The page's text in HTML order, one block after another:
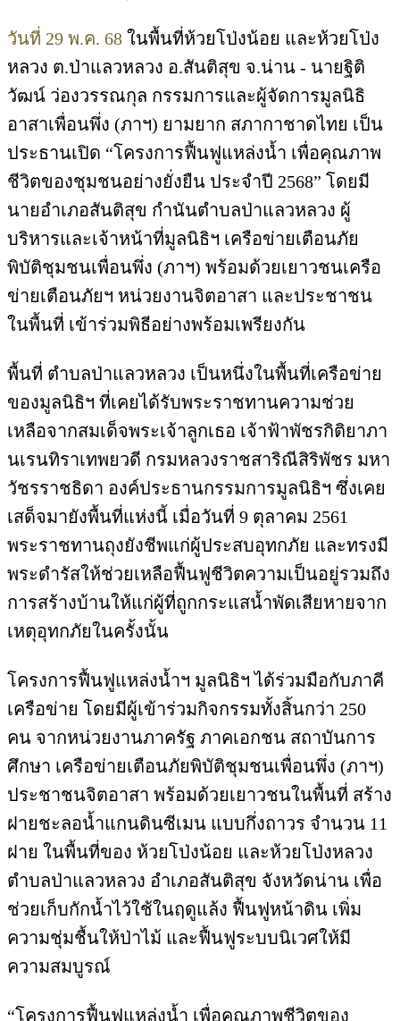
วันที่ 29 พ.ค. 68 ในพื้นที่ห้วยโป่งน้อย และห้วยโป่ง
หลวง ต.ป่าแลวหลวง อ.สันติสุข จ.น่าน - นายฐิติ
วัฒน์ ว่องวรรณกุล กรรมการและผู้จัดการมูลนิธิ
อาสาเพื่อนพึ่ง (ภาฯ) ยามยาก สภากาชาดไทย เป็น
ประธานเปิด “โครงการฟื้นฟูแหล่งน้ำ เพื่อคุณภาพ
ชีวิตของชุมชนอย่างยั่งยืน ประจำปี 2568” โดยมี
นายอำเภอสันติสุข กำนันตำบลป่าแลวหลวง ผู้
บริหารและเจ้าหน้าที่มูลนิธิฯ เครือข่ายเตือนภัย
พิบัติชุมชนเพื่อนพึ่ง (ภาฯ) พร้อมด้วยเยาวชนเครือ
ข่ายเตือนภัยฯ หน่วยงานจิตอาสา และประชาชน
ในพื้นที่ เข้าร่วมพิธีอย่างพร้อมเพรียงกัน
พื้นที่ ตำบลป่าแลวหลวง เป็นหนึ่งในพื้นที่เครือข่าย
ของมูลนิธิฯ ที่เคยได้รับพระราชทานความช่วย
เหลือจากสมเด็จพระเจ้าลูกเธอ เจ้าฟ้าพัชรกิติยาภา
นเรนทิราเทพยวดี กรมหลวงราชสาริณีสิริพัชร มหา
วัชรราชธิดา องค์ประธานกรรมการมูลนิธิฯ ซึ่งเคย
เสด็จมายังพื้นที่แห่งนี้ เมื่อวันที่ 9 ตุลาคม 2561
พระราชทานถุงยังชีพแก่ผู้ประสบอุทกภัย และทรงมี
พระดำรัสให้ช่วยเหลือฟื้นฟูชีวิตความเป็นอยู่รวมถึง
การสร้างบ้านให้แก่ผู้ที่ถูกกระแสน้ำพัดเสียหายจาก
เหตุอุทกภัยในครั้งนั้น
โครงการฟื้นฟูแหล่งน้ำฯ มูลนิธิฯ ได้ร่วมมือกับภาคี
เครือข่าย โดยมีผู้เข้าร่วมกิจกรรมทั้งสิ้นกว่า 250
คน จากหน่วยงานภาครัฐ ภาคเอกชน สถาบันการ
ศึกษา เครือข่ายเตือนภัยพิบัติชุมชนเพื่อนพึ่ง (ภาฯ)
ประชาชนจิตอาสา พร้อมด้วยเยาวชนในพื้นที่ สร้าง
ฝายชะลอน้ำแกนดินซีเมน แบบกึ่งถาวร จำนวน 11
ฝาย ในพื้นที่ของ ห้วยโป่งน้อย และห้วยโป่งหลวง
ตำบลป่าแลวหลวง อำเภอสันติสุข จังหวัดน่าน เพื่อ
ช่วยเก็บกักน้ำไว้ใช้ในฤดูแล้ง ฟื้นฟูหน้าดิน เพิ่ม
ความชุ่มชื้นให้ป่าไม้ และฟื้นฟูระบบนิเวศให้มี
ความสมบูรณ์
“โครงการฟื้นฟูแหล่งน้ำ เพื่อคุณภาพชีวิตของ